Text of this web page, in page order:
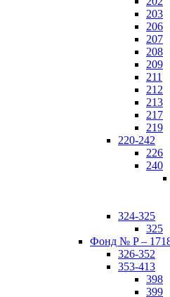
203
206
207
208
209
211
212
213
217
219
220-242
226
240
324-325
325
Фонд № P –
326-352
353-413
398
399